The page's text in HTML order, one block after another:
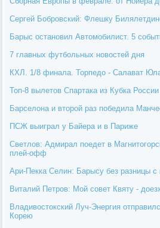
Сергей Бобровский: Флешку
Барыс остановил Автомобилист. 5
7 главных футбольных новостей дня
КХЛ. 1/8 финала. Торпедо - Салават
Топ-8 вылетов Спартака из Кубка России
Барселона и второй раз победила
ПСЖ выиграл у Байера и в Париже
Светлов: Адмирал поедет в
плей-офф
Ари-Пекка Селин: Барысу без разницы с
Виталий Петров: Мой совет Квяту -
Владивостокский Луч-Энергия
Корею